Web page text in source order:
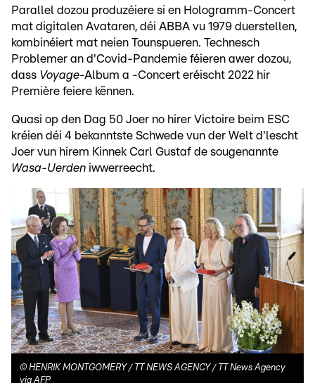
Parallel dozou produzéiere si en Hologramm-Concert
mat digitalen Avataren, déi ABBA vu 1979 duerstellen,
kombinéiert mat neien Tounspueren. Technesch
Problemer an d'Covid-Pandemie féieren awer dozou,
dass Voyage-Album a -Concert eréischt 2022 hir
Première feiere kënnen.
Quasi op den Dag 50 Joer no hirer Victoire beim ESC
kréien déi 4 bekanntste Schwede vun der Welt d'lescht
Joer vun hirem Kinnek Carl Gustaf de sougenannte
Wasa-Uerden iwwerreecht.
© HENRIK MONTGOMERY / TT NEWS AGENCY / TT News Agency
via AFP